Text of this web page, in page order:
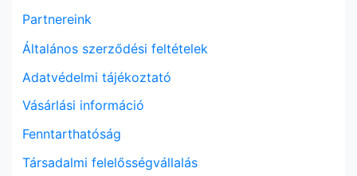
Partnereink
Általános szerződési feltételek
Adatvédelmi tájékoztató
Vásárlási információ
Fenntarthatóság
Társadalmi felelősségvállalás